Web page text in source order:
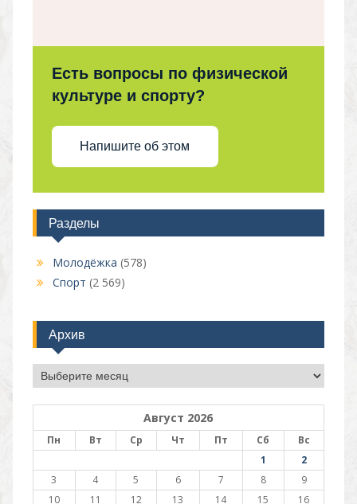
Есть вопросы по физической
культуре и спорту?
Напишите об этом
Разделы
Молодёжка (578)
Спорт (2 569)
Архив
Архив
Август 2026
Пн Вт Ср Чт Пт Сб
Вс
1
2
3
4 5 6 7 8
9
10
11 12 13 14 15
16